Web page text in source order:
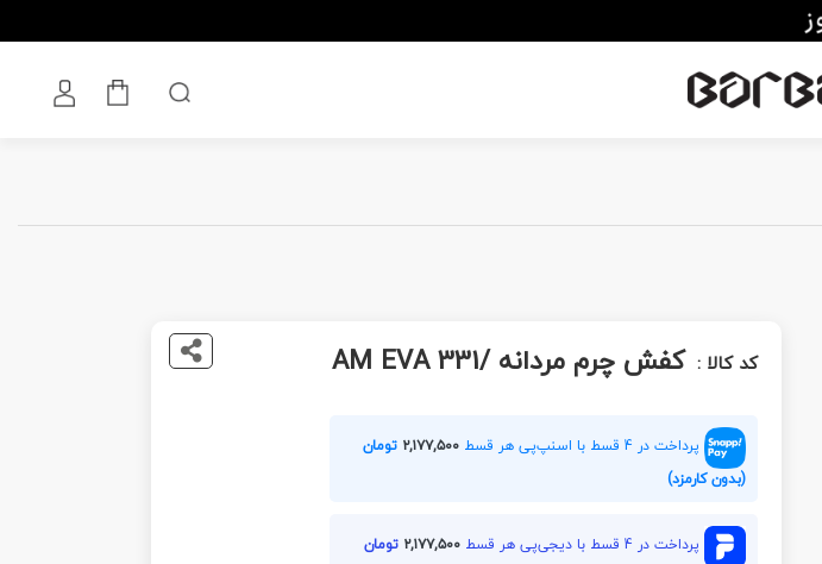
کد کالا : کفش چرم مردانه /331 AM EVA
پرداخت در 4 قسط با اسنپ‌پی هر قسط ۲,۱۷۷,۵۰۰ تومان
(بدون کارمزد)
پرداخت در 4 قسط با دیجی‌پی هر قسط ۲,۱۷۷,۵۰۰ تومان